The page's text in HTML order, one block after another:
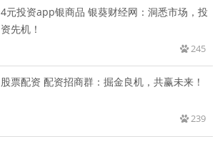
4元投资app银商品 银葵财经网：洞悉市场，投
资先机！
245
股票配资 配资招商群：掘金良机，共赢未来！
239